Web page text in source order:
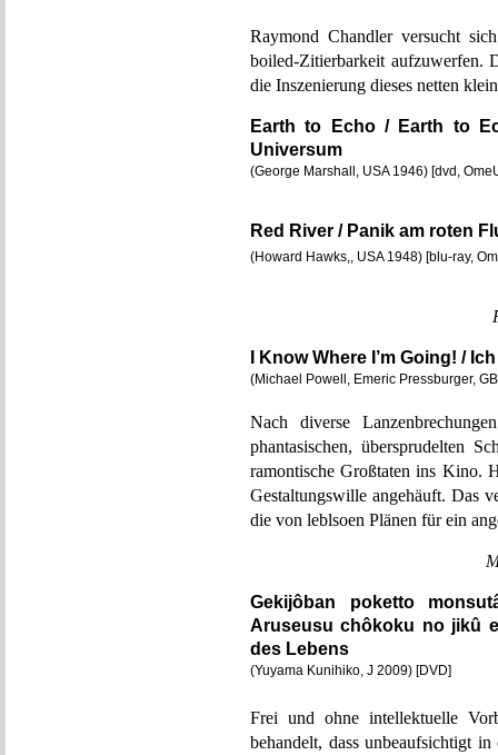
Raymond Chandler versucht
boiled-Zitierbarkeit aufzuwerfen.
die Inszenierung dieses netten
Earth to Echo / Earth to
Universum
(George Marshall, USA 1946) [dvd,
Red River / Panik am roten
(Howard Hawks,, USA 1948) [blu-ray,
I Know Where I’m Going! /
(Michael Powell, Emeric Pressburger,
Nach diverse
phantasischen, übersprudelten
ramontische Großtaten ins Kino.
Gestaltungswille angehäuft. Das
die von leblsoen Plänen für ein
Gekijôban poketto
Aruseusu chôkoku no jikû
des Lebens
(Yuyama Kunihiko, J 2009) [DVD]
Frei und ohne intellektuelle
behandelt, dass unbeaufsichtigt